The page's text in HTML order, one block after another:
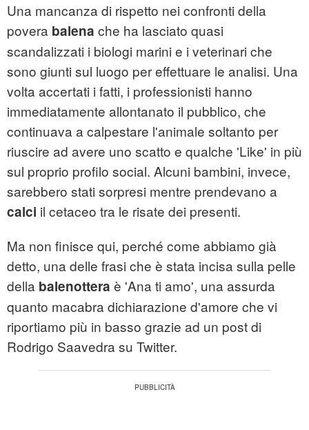
Una mancanza di rispetto nei confronti della
povera balena che ha lasciato quasi
scandalizzati i biologi marini e i veterinari che
sono giunti sul luogo per effettuare le analisi. Una
volta accertati i fatti, i professionisti hanno
immediatamente allontanato il pubblico, che
continuava a calpestare l'animale soltanto per
riuscire ad avere uno scatto e qualche 'Like' in più
sul proprio profilo social. Alcuni bambini, invece,
sarebbero stati sorpresi mentre prendevano a
calci il cetaceo tra le risate dei presenti.
Ma non finisce qui, perché come abbiamo già
detto, una delle frasi che è stata incisa sulla pelle
della balenottera è 'Ana ti amo', una assurda
quanto macabra dichiarazione d'amore che vi
riportiamo più in basso grazie ad un post di
Rodrigo Saavedra su Twitter.